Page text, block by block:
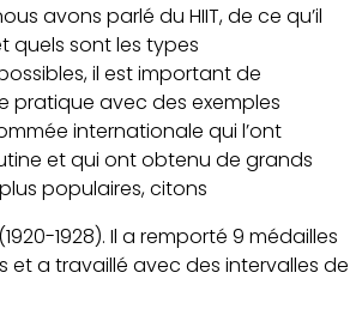
avons parlé du HIIT, de ce qu’il
quels sont les types
il est important de
pratique avec des exemples
internationale qui l’ont
et qui ont obtenu de grands
populaires, citons
1928). Il a remporté 9 médailles
et a travaillé avec des intervalles de